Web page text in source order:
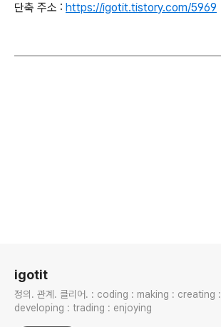
단축 주소 : https://igotit.tistory.com/5969
igotit
정의. 관계. 클리어. : coding : making : creating :
developing : trading : enjoying